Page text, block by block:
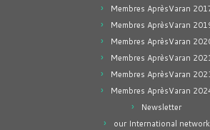
Membres AprèsVaran
Membres AprèsVaran
Membres AprèsVaran
Membres AprèsVaran
Membres AprèsVaran
Membres AprèsVaran
Newsletter
our International network